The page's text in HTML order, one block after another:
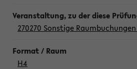
270270 Sonstige
H4